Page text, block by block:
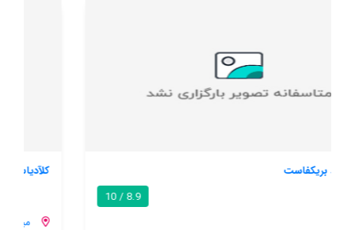
کلآدیاس